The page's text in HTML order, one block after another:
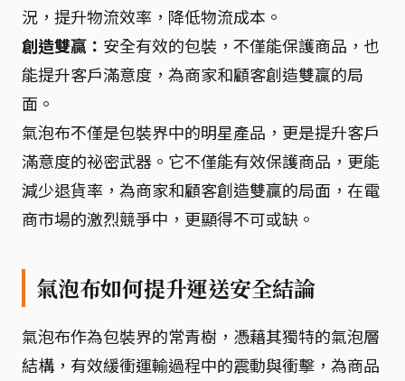
況，提升物流效率，降低物流成本。
創造雙贏： 安全有效的包裝，不僅能保護商品，也
能提升客戶滿意度，為商家和顧客創造雙贏的局
面。
氣泡布不僅是包裝界中的明星產品，更是提升客戶
滿意度的祕密武器。它不僅能有效保護商品，更能
減少退貨率，為商家和顧客創造雙贏的局面，在電
商市場的激烈競爭中，更顯得不可或缺。
氣泡布如何提升運送安全結論
氣泡布作為包裝界的常青樹，憑藉其獨特的氣泡層
結構，有效緩衝運輸過程中的震動與衝擊，為商品